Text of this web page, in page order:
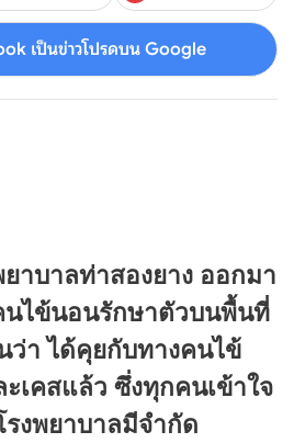
เป็นข่าวโปรดบน Google
าบาลท่าสองยาง ออกมา
นไข้นอนรักษาตัวบนพื้นที่
ว่า ได้คุยกับทางคนไข้
เคสแล้ว ซึ่งทุกคนเข้าใจ
งพยาบาลมีจำกัด